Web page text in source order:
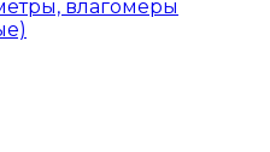
влагомеры